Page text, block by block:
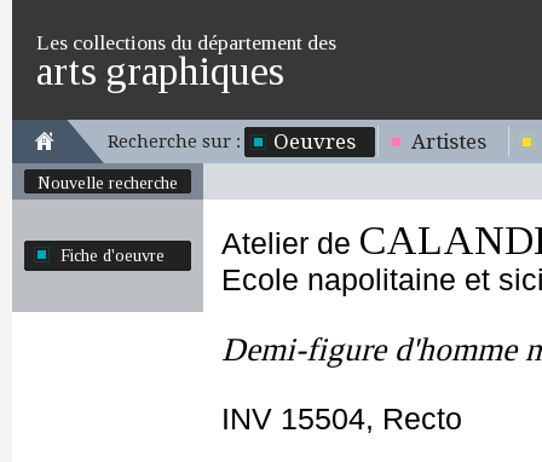
Les collections du département des
arts graphiques
Recherche sur : Oeuvres Artistes
Nouvelle recherche
Fiche d'oeuvre Atelier de
Ecole napolitaine et
Demi-figure d'homme
INV 15504, Recto